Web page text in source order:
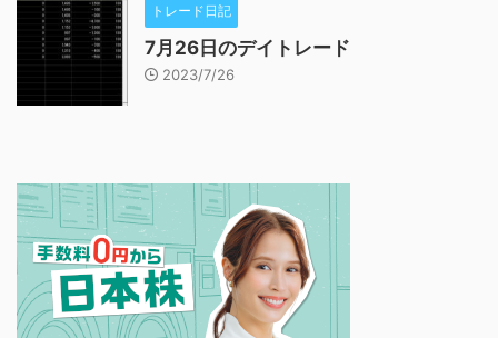
トレード日記
7月26日のデイトレード
2023/7/26